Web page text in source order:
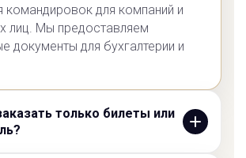
командировок для компаний и
лиц. Мы предоставляем
документы для бухгалтерии и
только билеты или